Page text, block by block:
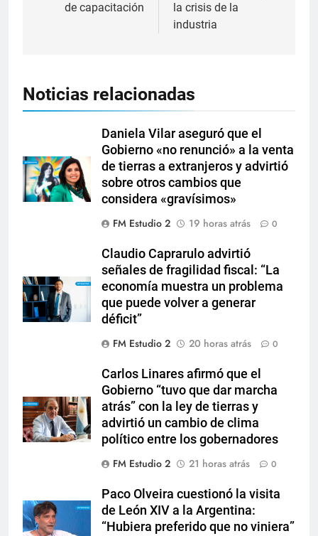
de capacitación
la crisis de la
industria
Noticias relacionadas
Daniela Vilar aseguró que el
Gobierno «no renunció» a la venta
de tierras a extranjeros y advirtió
sobre otros cambios que
considera «gravísimos»
FM Estudio 2
19 horas atrás 0
Claudio Caprarulo advirtió
señales de fragilidad fiscal: “La
economía muestra un problema
que puede volver a generar
déficit”
FM Estudio 2
20 horas atrás 0
Carlos Linares afirmó que el
Gobierno “tuvo que dar marcha
atrás” con la ley de tierras y
advirtió un cambio de clima
político entre los gobernadores
FM Estudio 2
21 horas atrás 0
Paco Olveira cuestionó la visita
de León XIV a la Argentina:
“Hubiera preferido que no viniera”